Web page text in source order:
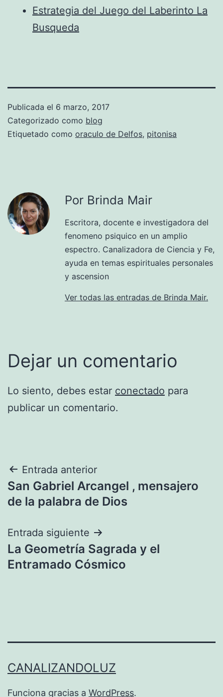
Estrategia del Juego del Laberinto La
Busqueda
Publicada el 6 marzo, 2017
Categorizado como blog
Etiquetado como oraculo de Delfos, pitonisa
Por Brinda Mair
Escritora, docente e investigadora del
fenomeno psiquico en un amplio
espectro. Canalizadora de Ciencia y Fe,
ayuda en temas espirituales personales
y ascension
Ver todas las entradas de Brinda Mair.
Dejar un comentario
Lo siento, debes estar conectado para
publicar un comentario.
Navegación
de
Entrada anterior
San Gabriel Arcangel , mensajero
de la palabra de Dios
Entrada siguiente
La Geometría Sagrada y el
Entramado Cósmico
CANALIZANDOLUZ
Funciona gracias a WordPress.